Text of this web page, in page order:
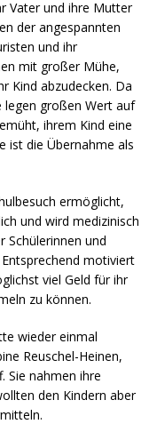
Vater und ihre Mutter
der angespannten
und ihr
mit großer Mühe,
Kind abzudecken. Da
legen großen Wert auf
ihrem Kind eine
ist die Übernahme als
ermöglicht,
und wird medizinisch
Schülerinnen und
motiviert
viel Geld für ihr
zu können.
wieder einmal
Reuschel-Heinen,
Sie nahmen ihre
den Kindern aber